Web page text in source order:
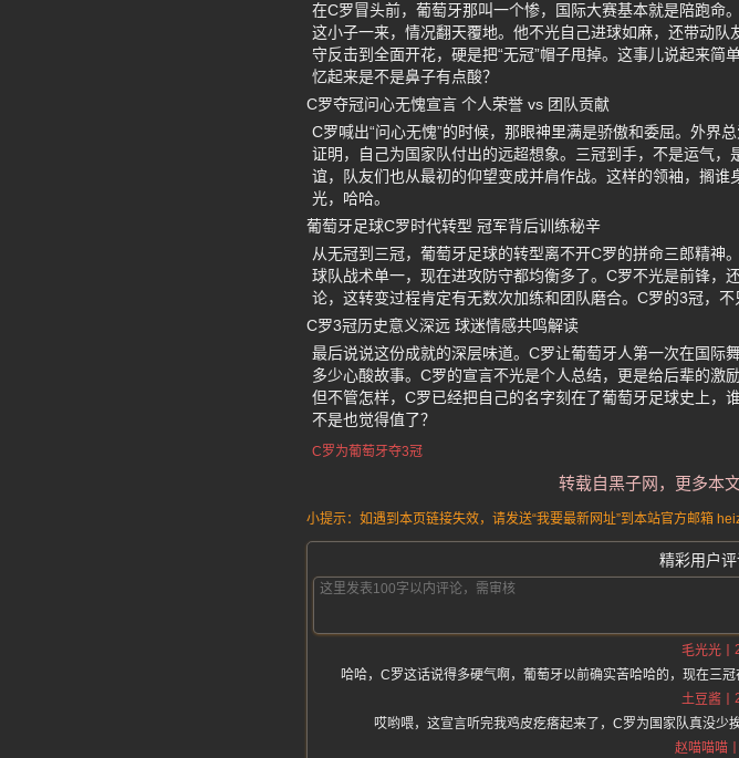
在C罗冒头前，葡萄牙那叫一个惨，国际大赛基本就是陪跑命
这小子一来，情况翻天覆地。他不光自己进球如麻，还带动
守反击到全面开花，硬是把“无冠”帽子甩掉。这事儿说起来
忆起来是不是鼻子有点酸？
C罗夺冠问心无愧宣言 个人荣誉 vs 团队贡献
C罗喊出“问心无愧”的时候，那眼神里满是骄傲和委屈。外界
证明，自己为国家队付出的远超想象。三冠到手，不是运气
谊，队友们也从最初的仰望变成并肩作战。这样的领袖，搁
光，哈哈。
葡萄牙足球C罗时代转型 冠军背后训练秘辛
从无冠到三冠，葡萄牙足球的转型离不开C罗的拼命三郎精
球队战术单一，现在进攻防守都均衡多了。C罗不光是前锋，
论，这转变过程肯定有无数次加练和团队磨合。C罗的3冠，
C罗3冠历史意义深远 球迷情感共鸣解读
最后说说这份成就的深层味道。C罗让葡萄牙人第一次在国际
多少心酸故事。C罗的宣言不光是个人总结，更是给后辈的激
但不管怎样，C罗已经把自己的名字刻在了葡萄牙足球史上，
不是也觉得值了？
C罗为葡萄牙夺3冠
转载自黑子网，更多本
小提示：如遇到本页链接失效，请发送“我要最新网址”到本站官方邮箱
精彩用户
毛光光
哈哈，C罗这话说得多硬气啊，葡萄牙以前确实苦哈哈的，现在三
土豆酱
哎哟喂，这宣言听完我鸡皮疙瘩起来了，C罗为国家队真没少
赵喵喵喵